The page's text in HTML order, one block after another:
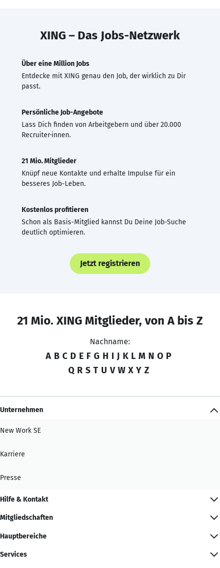
XING – Das Jobs-Netzwerk
Über eine Million Jobs
Entdecke mit XING genau den Job, der wirklich zu Dir
passt.
Persönliche Job-Angebote
Lass Dich finden von Arbeitgebern und über 20.000
Recruiter·innen.
21 Mio. Mitglieder
Knüpf neue Kontakte und erhalte Impulse für ein
besseres Job-Leben.
Kostenlos profitieren
Schon als Basis-Mitglied kannst Du Deine Job-Suche
deutlich optimieren.
Jetzt registrieren
21 Mio. XING Mitglieder, von A bis Z
Nachname:
A B C D E F G H I J K L M N O P
Q R S T U V W X Y Z
Unternehmen
New Work SE
Karriere
Presse
Hilfe & Kontakt
Mitgliedschaften
Hauptbereiche
Services